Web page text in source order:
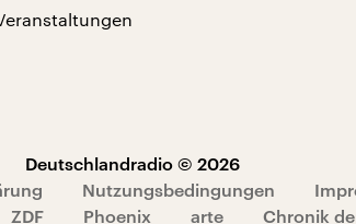
Deutschlandradio © 2026
Nutzungsbedingungen
ZDF Phoenix arte Chronik